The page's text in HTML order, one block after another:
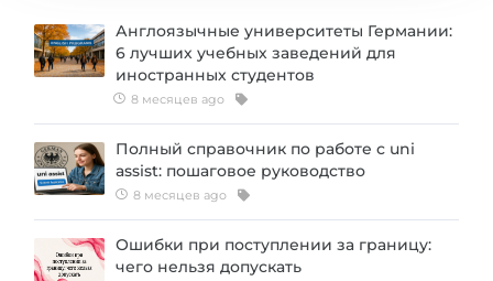
Англоязычные университеты Германии:
6 лучших учебных заведений для
иностранных студентов
8 месяцев ago
Полный справочник по работе с uni
assist: пошаговое руководство
8 месяцев ago
Ошибки при поступлении за границу:
чего нельзя допускать